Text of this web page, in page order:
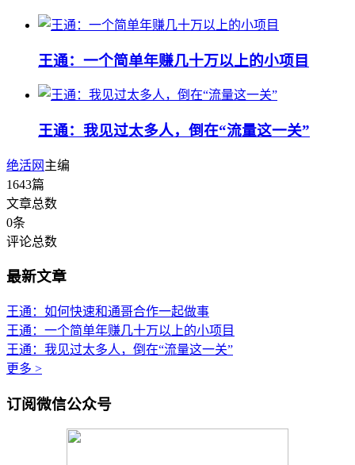
王通：一个简单年赚几十万以上的小项目
王通：我见过太多人，倒在“流量这一关”
绝活网 主编
1643篇
文章总数
0条
评论总数
最新文章
王通：如何快速和通哥合作一起做事
王通：一个简单年赚几十万以上的小项目
王通：我见过太多人，倒在“流量这一关”
更多 >
订阅微信公众号